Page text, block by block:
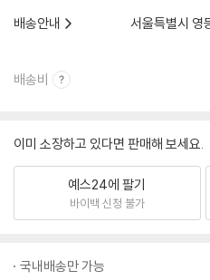
배송안내
서울특별시 영
배송비
이미 소장하고 있다면 판매해 보세요.
예스24에 팔기
바이백 신청 불가
국내배송만 가능